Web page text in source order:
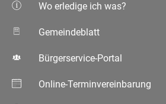
Wo erledige ich was?
Gemeindeblatt
Bürgerservice-Portal
Online-Terminvereinbarung